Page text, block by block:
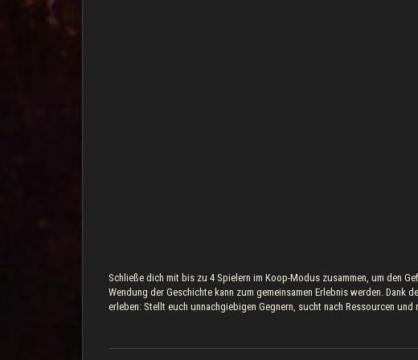
Schließe dich mit bis zu 4 Spielern im Koop-Modus zusammen, um den
Wendung der Geschichte kann zum gemeinsamen Erlebnis werden. Dank
erleben: Stellt euch unnachgiebigen Gegnern, sucht nach Ressourcen